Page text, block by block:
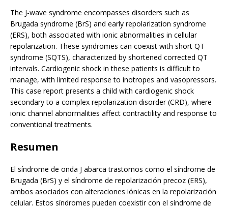
The J-wave syndrome encompasses disorders such as
Brugada syndrome (BrS) and early repolarization syndrome
(ERS), both associated with ionic abnormalities in cellular
repolarization. These syndromes can coexist with short QT
syndrome (SQTS), characterized by shortened corrected QT
intervals. Cardiogenic shock in these patients is difficult to
manage, with limited response to inotropes and vasopressors.
This case report presents a child with cardiogenic shock
secondary to a complex repolarization disorder (CRD), where
ionic channel abnormalities affect contractility and response to
conventional treatments.
Resumen
El síndrome de onda J abarca trastornos como el síndrome de
Brugada (BrS) y el síndrome de repolarización precoz (ERS),
ambos asociados con alteraciones iónicas en la repolarización
celular. Estos síndromes pueden coexistir con el síndrome de